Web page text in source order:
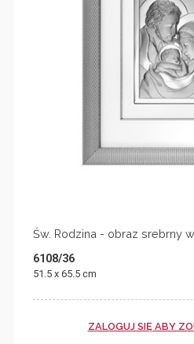
Św. Rodzina - obraz srebrny
6108/36
51.5 x 65.5 cm
ZALOGUJ SIĘ ABY